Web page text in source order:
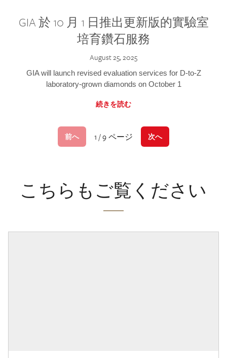
GIA 於 10 月 1 日推出更新版的實驗室
培育鑽石服務
August 25, 2025
GIA will launch revised evaluation services for D-to-Z
laboratory-grown diamonds on October 1
続きを読む
前へ 1 / 9 ページ 次へ
こちらもご覧ください